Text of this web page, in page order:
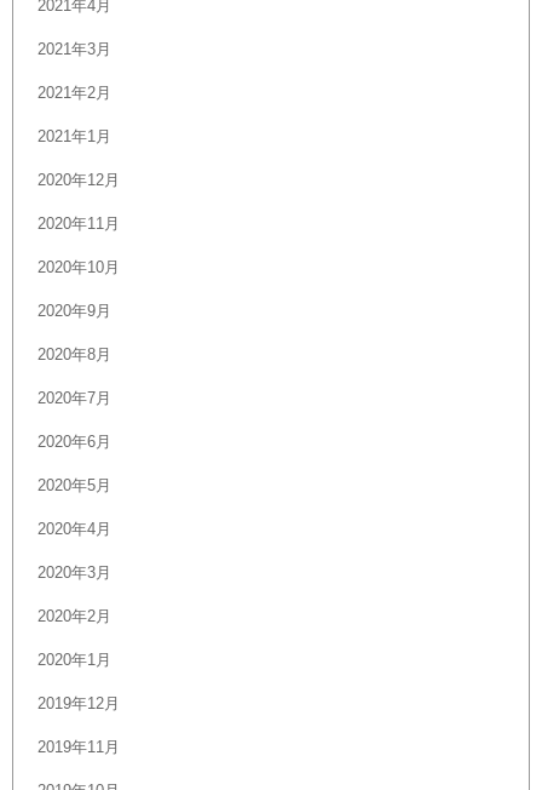
2021年4月
2021年3月
2021年2月
2021年1月
2020年12月
2020年11月
2020年10月
2020年9月
2020年8月
2020年7月
2020年6月
2020年5月
2020年4月
2020年3月
2020年2月
2020年1月
2019年12月
2019年11月